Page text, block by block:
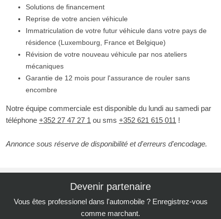
Solutions de financement
Reprise de votre ancien véhicule
Immatriculation de votre futur véhicule dans votre pays de
résidence (Luxembourg, France et Belgique)
Révision de votre nouveau véhicule par nos ateliers
mécaniques
Garantie de 12 mois pour l'assurance de rouler sans
encombre
Notre équipe commerciale est disponible du lundi au samedi par
téléphone +352 27 47 27 1 ou sms +352 621 615 011 !
Annonce sous réserve de disponibilité et d'erreurs d'encodage.
Devenir partenaire
Vous êtes professionel dans l'automobile ? Enregistrez-vous
comme marchant.